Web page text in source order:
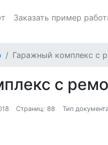
Заказать пример
Гаражный комплекс с
с
Страниц: 88 Тип